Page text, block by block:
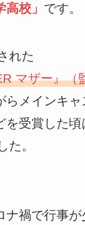
高校」 です。
れた
マザー』（
メインキャ
受賞した頃
た。
禍で行事が